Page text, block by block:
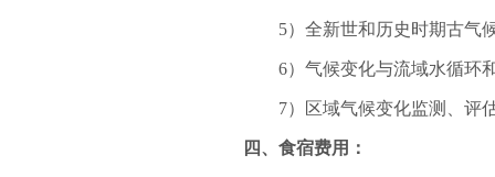
5）全新世和历史时期古气
6）气候变化与流域水循环
7）区域气候变化监测、评
四、食宿费用：